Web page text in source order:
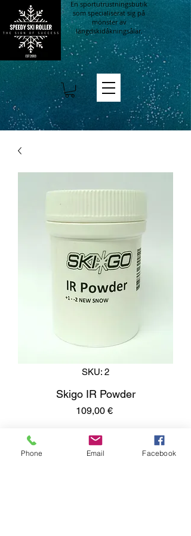
En sportutrustningsbutik
som specialiserat sig på
mönster av
längdskidåkningsålar.
SKU: 2
Skigo IR Powder
109,00 €Pris
Antal
Phone Email Facebook